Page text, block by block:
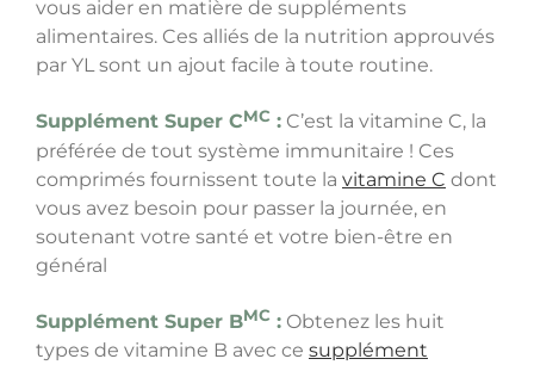
vous aider en matière de suppléments
alimentaires. Ces alliés de la nutrition approuvés
par YL sont un ajout facile à toute routine.
Supplément Super CMC:C’est la vitamine C, la
préférée de tout système immunitaire ! Ces
comprimés fournissent toute la vitamine C dont
vous avez besoin pour passer la journée, en
soutenant votre santé et votre bien-être en
général
Supplément Super BMC:Obtenez les huit
types de vitamine B avec ce supplément